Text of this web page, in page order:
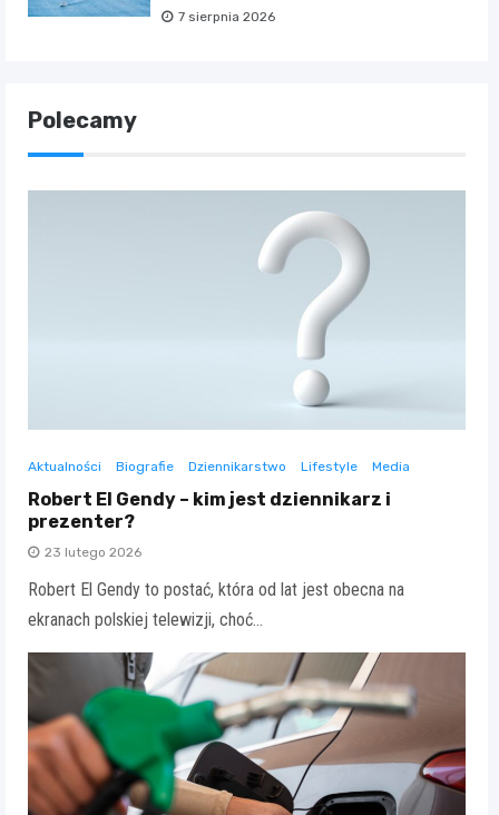
7 sierpnia 2026
Polecamy
Aktualności Biografie Dziennikarstwo Lifestyle Media
Robert El Gendy – kim jest dziennikarz i
prezenter?
23 lutego 2026
Robert El Gendy to postać, która od lat jest obecna na
ekranach polskiej telewizji, choć…